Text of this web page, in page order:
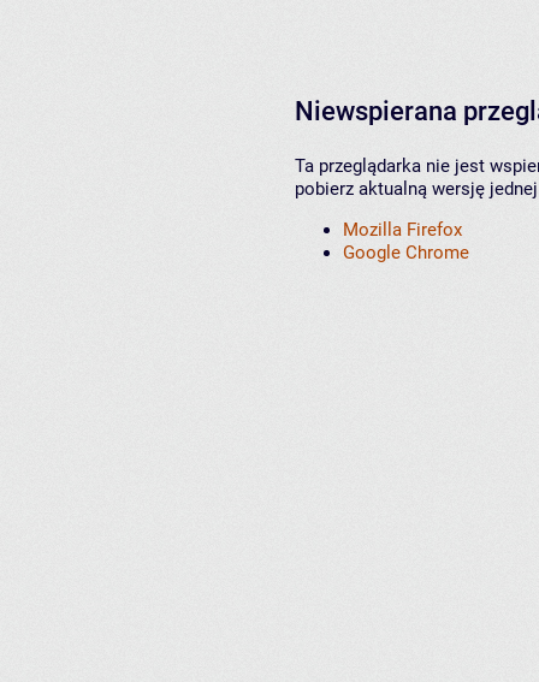
Niewspierana
Ta przeglądarka nie jest
pobierz aktualną wersję
Mozilla Firefox
Google Chrome